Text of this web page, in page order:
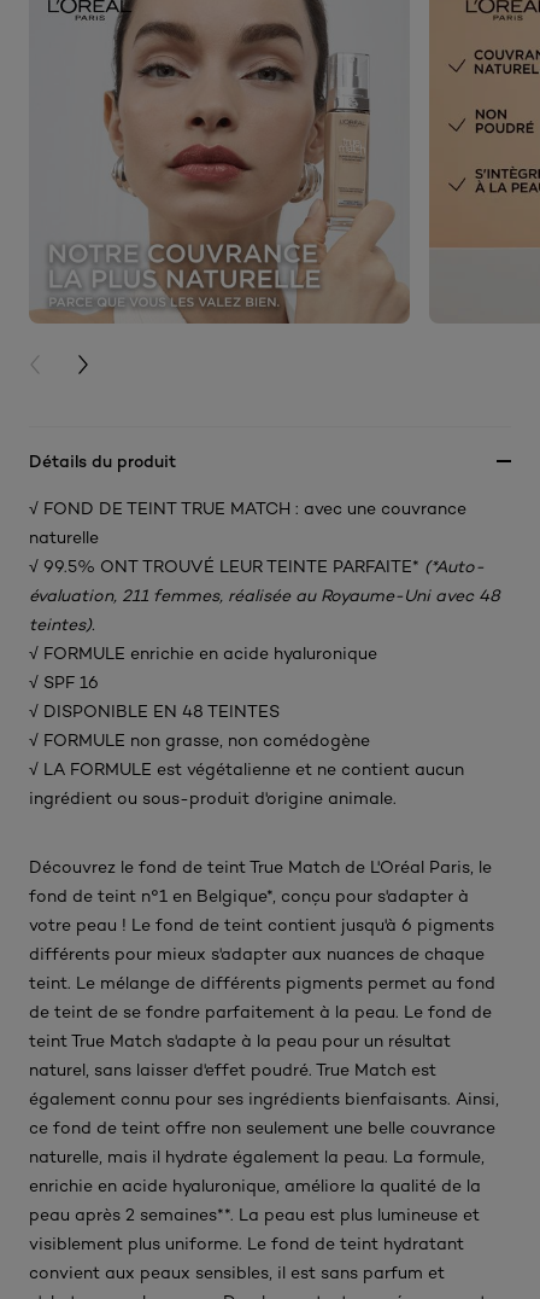
PREVIOUS CARD
NEXT CARD
Détails du produit
√ FOND DE TEINT TRUE MATCH : avec une couvrance
naturelle​
√ 99.5% ONT TROUVÉ LEUR TEINTE PARFAITE* (*Auto-
évaluation, 211 femmes, réalisée au Royaume-Uni avec 48
teintes).
√ FORMULE enrichie en acide hyaluronique​
√ SPF 16
√ DISPONIBLE EN 48 TEINTES​
√ FORMULE non grasse, non comédogène​
√ LA FORMULE est végétalienne et ne contient aucun
ingrédient ou sous-produit d'origine animale.​
Découvrez le fond de teint True Match de L'Oréal Paris, le
fond de teint n°1 en Belgique*, conçu pour s'adapter à
votre peau ! Le fond de teint contient jusqu'à 6 pigments
différents pour mieux s'adapter aux nuances de chaque
teint. Le mélange de différents pigments permet au fond
de teint de se fondre parfaitement à la peau. Le fond de
teint True Match s'adapte à la peau pour un résultat
naturel, sans laisser d'effet poudré. True Match est
également connu pour ses ingrédients bienfaisants. Ainsi,
ce fond de teint offre non seulement une belle couvrance
naturelle, mais il hydrate également la peau. La formule,
enrichie en acide hyaluronique, améliore la qualité de la
peau après 2 semaines**. La peau est plus lumineuse et
visiblement plus uniforme. Le fond de teint hydratant
convient aux peaux sensibles, il est sans parfum et